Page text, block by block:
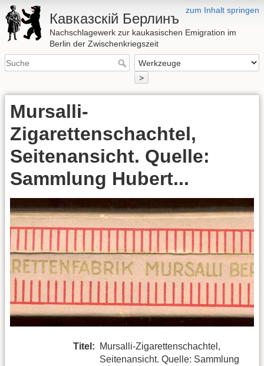
zum Inhalt springen
Кавказскій Берлинъ
Nachschlagewerk zur kaukasischen Emigration im
Berlin der Zwischenkriegszeit
>
Mursalli-
Zigarettenschachtel,
Seitenansicht. Quelle:
Sammlung Hubert...
Titel:
Mursalli-Zigarettenschachtel,
Seitenansicht. Quelle: Sammlung